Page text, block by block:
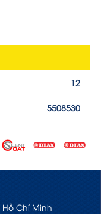
12
5508530
Chí Minh